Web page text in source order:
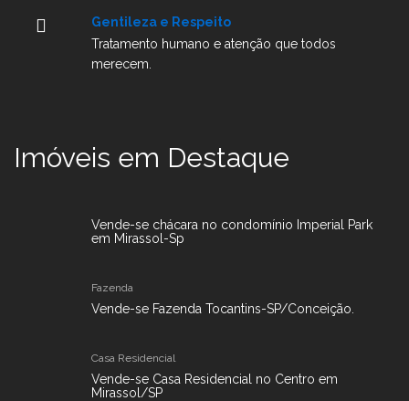
Gentileza e Respeito
Tratamento humano e atenção que todos
merecem.
Imóveis em Destaque
Vende-se chácara no condomínio Imperial Park
em Mirassol-Sp
Fazenda
Vende-se Fazenda Tocantins-SP/Conceição.
Casa Residencial
Vende-se Casa Residencial no Centro em
Mirassol/SP